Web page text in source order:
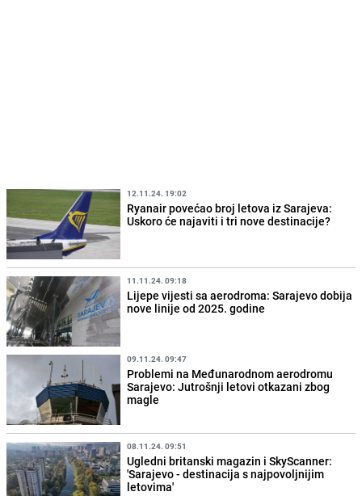
12.11.24. 19:02
Ryanair povećao broj letova iz Sarajeva:
Uskoro će najaviti i tri nove destinacije?
11.11.24. 09:18
Lijepe vijesti sa aerodroma: Sarajevo dobija
nove linije od 2025. godine
09.11.24. 09:47
Problemi na Međunarodnom aerodromu
Sarajevo: Jutrošnji letovi otkazani zbog
magle
08.11.24. 09:51
Ugledni britanski magazin i SkyScanner:
'Sarajevo - destinacija s najpovoljnijim
letovima'